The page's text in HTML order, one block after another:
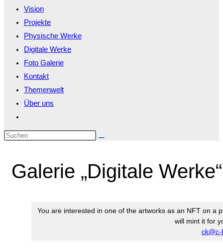
Vision
Projekte
Physische Werke
Digitale Werke
Foto Galerie
Kontakt
Themenwelt
Über uns
Suche
umschalten
Diese
Galerie „Digitale
You are interested in one of the artworks as an NFT on a
will mint it for